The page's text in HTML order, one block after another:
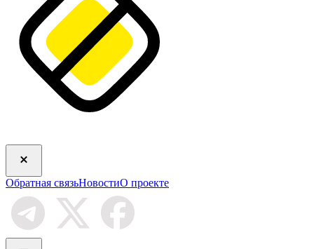
Обратная связьНовостиО проекте